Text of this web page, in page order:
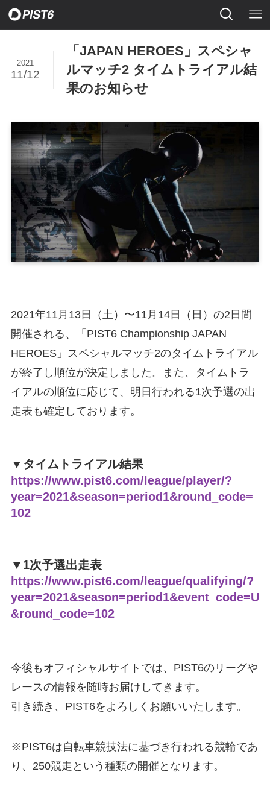
「JAPAN HEROES」スペシャ
ルマッチ2 タイムトライアル結
果のお知らせ
2021
11/12
2021年11月13日（土）〜11月14日（日）の2日間
開催される、「PIST6 Championship JAPAN
HEROES」スペシャルマッチ2のタイムトライアル
が終了し順位が決定しました。また、タイムトラ
イアルの順位に応じて、明日行われる1次予選の出
走表も確定しております。
▼タイムトライアル結果
https://www.pist6.com/league/player/?
year=2021&season=period1&round_code=
102
▼1次予選出走表
https://www.pist6.com/league/qualifying/?
year=2021&season=period1&event_code=U
&round_code=102
今後もオフィシャルサイトでは、PIST6のリーグや
レースの情報を随時お届けしてきます。
引き続き、PIST6をよろしくお願いいたします。
※PIST6は自転車競技法に基づき行われる競輪であ
り、250競走という種類の開催となります。